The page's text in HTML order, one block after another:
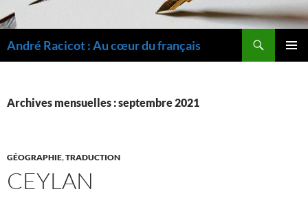
André Racicot : Au cœur du français
Archives mensuelles : septembre 2021
GÉOGRAPHIE,TRADUCTION
CEYLAN